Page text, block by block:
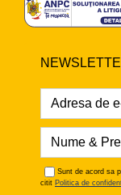
Sunt de acord sa
citit Politica de